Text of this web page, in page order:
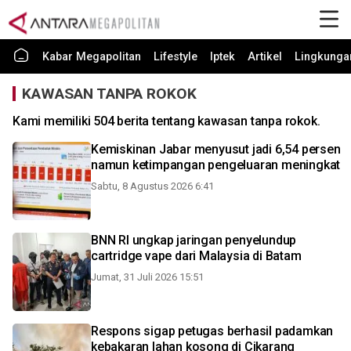
Kabar Megapolitan Lifestyle Iptek Artikel
KAWASAN TANPA ROKOK
Kami memiliki 504 berita tentang kawasan tanpa rokok.
Kemiskinan Jabar menyusut jadi 6,54 persen
namun ketimpangan pengeluaran meningkat
Sabtu, 8 Agustus 2026 6:41
BNN RI ungkap jaringan penyelundup
cartridge vape dari Malaysia di Batam
Jumat, 31 Juli 2026 15:51
Respons sigap petugas berhasil padamkan
kebakaran lahan kosong di Cikarang